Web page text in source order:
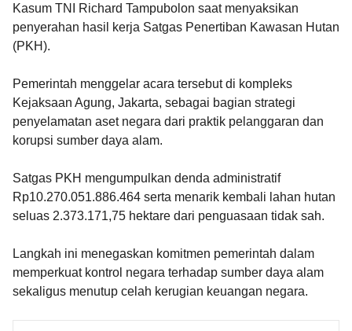
Kasum TNI Richard Tampubolon saat menyaksikan
penyerahan hasil kerja Satgas Penertiban Kawasan Hutan
(PKH).
Pemerintah menggelar acara tersebut di kompleks
Kejaksaan Agung, Jakarta, sebagai bagian strategi
penyelamatan aset negara dari praktik pelanggaran dan
korupsi sumber daya alam.
Satgas PKH mengumpulkan denda administratif
Rp10.270.051.886.464 serta menarik kembali lahan hutan
seluas 2.373.171,75 hektare dari penguasaan tidak sah.
Langkah ini menegaskan komitmen pemerintah dalam
memperkuat kontrol negara terhadap sumber daya alam
sekaligus menutup celah kerugian keuangan negara.